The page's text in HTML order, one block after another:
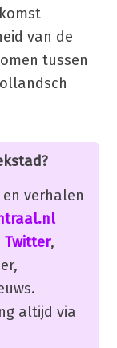
van de
tussen
verhalen
Twitter,
altijd via